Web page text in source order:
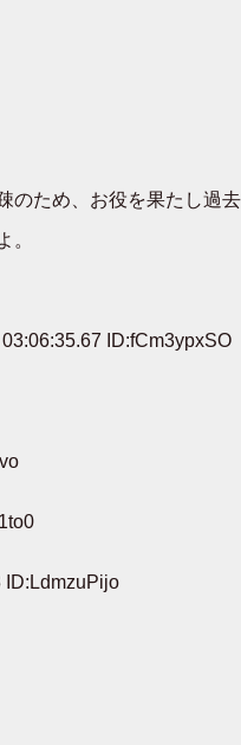
ため、お役を果たし過
。
ID:fCm3ypxSO
ID:LdmzuPijo